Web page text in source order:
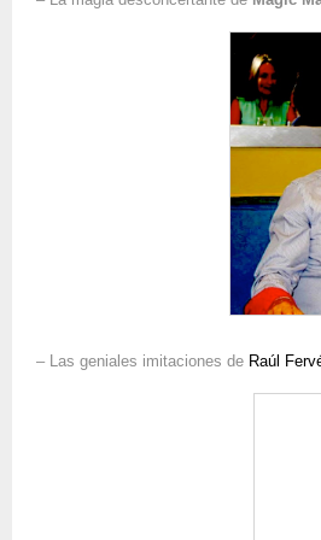
– Las geniales imitaciones de Raúl